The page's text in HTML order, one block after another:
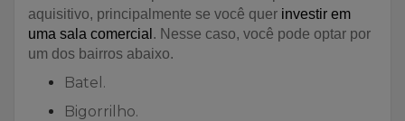
aquisitivo, principalmente se você quer investir em
uma sala comercial . Nesse caso, você pode optar por
um dos bairros abaixo.
Batel.
Bigorrilho.